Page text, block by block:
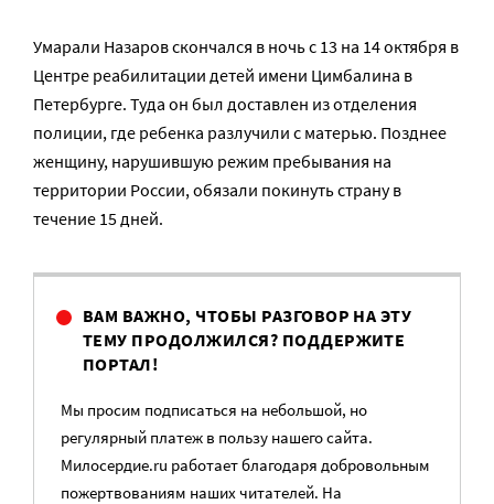
Умарали Назаров скончался в ночь с 13 на 14 октября в
Центре реабилитации детей имени Цимбалина в
Петербурге. Туда он был доставлен из отделения
полиции, где ребенка разлучили с матерью. Позднее
женщину, нарушившую режим пребывания на
территории России, обязали покинуть страну в
течение 15 дней.
ВАМ ВАЖНО, ЧТОБЫ РАЗГОВОР НА ЭТУ
ТЕМУ ПРОДОЛЖИЛСЯ? ПОДДЕРЖИТЕ
ПОРТАЛ!
Мы просим подписаться на небольшой, но
регулярный платеж в пользу нашего сайта.
Милосердие.ru работает благодаря добровольным
пожертвованиям наших читателей. На